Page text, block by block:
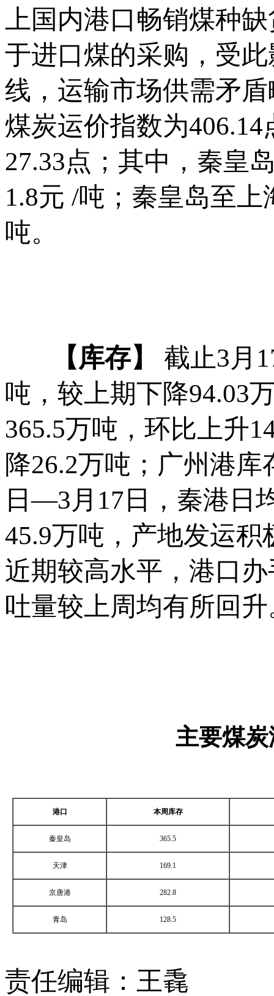
上国内港口畅销煤种
于进口煤的采购，受
线，运输市场供需矛
煤炭运价指数为
27.33点；其中，秦皇
1.8元 /吨；秦皇岛至
吨。
【库存】 截止3月
吨，较上期下降94.03
365.5万吨，环比上升
降26.2万吨；广州港
日—3月17日，秦港日
45.9万吨，产地发运
近期较高水平，港口
吐量较上周均有所回升
主要煤
港口 本周库存
秦皇岛 365.5
天津 169.1
京唐港 282.8
青岛 128.5
责任编辑：王毳